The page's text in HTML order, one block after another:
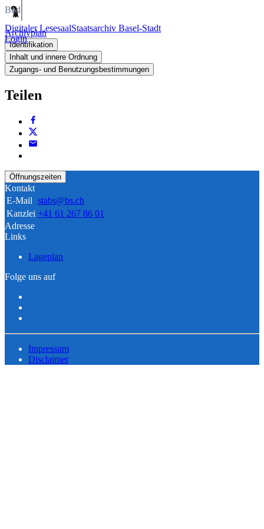
Digitaler LesesaalStaatsarchiv Basel-Stadt
Login
Bild
Archivplan
Identifikation
Inhalt und innere Ordnung
Zugangs- und Benutzungsbestimmungen
Teilen
Öffnungszeiten
Kontakt
E-Mail stabs@bs.ch
Kanzlei +41 61 267 86 01
Adresse
Links
Lageplan
Folge uns auf
Impressum
Disclaimer